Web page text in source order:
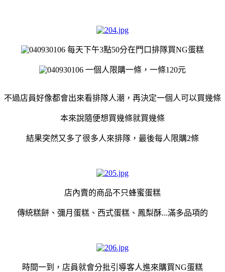
每天下午3點50分在門口排隊買NG蛋糕
一個人限購一條，一條120元
不過店員好像都會出來看排隊人潮，再決定一個人可以買幾條
本來說隨便想買幾條就買幾條
結果突然又多了很多人來排隊，最後每人限購2條
店內賣的商品不只蜂蜜蛋糕
傳統糕餅、彌月蛋糕、西式蛋糕、鳳梨酥...滿多品項的
時間一到，店員就會分批引導客人進來購買NG蛋糕